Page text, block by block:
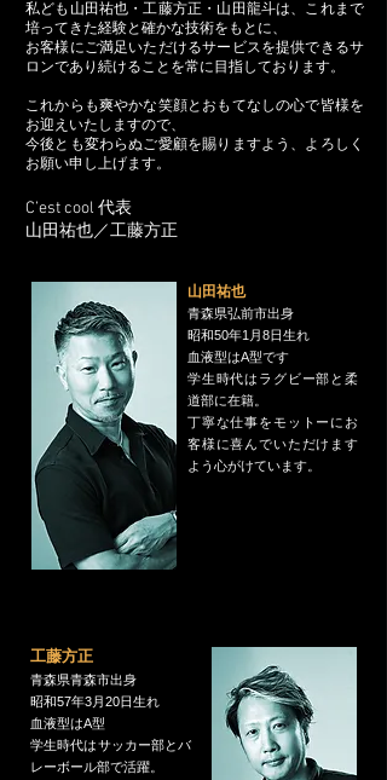
私ども山田祐也・工藤方正・山田龍斗は、これまで
培ってきた経験と確かな技術をもとに、
お客様にご満足いただけるサービスを提供できるサ
ロンであり続けることを常に目指しております。
これからも爽やかな笑顔とおもてなしの心で皆様を
お迎えいたしますので、
今後とも変わらぬご愛顧を賜りますよう、よろしく
お願い申し上げます。
C’est cool 代表
山田祐也／工藤方正
山田祐也
青森県弘前市出身
昭和50年1月8日生れ
血液型はA型です
学生時代はラグビー部と柔
道部に在籍。
丁寧な仕事をモットーにお
客様に喜んでいただけます
よう心がけています。
工藤方正
青森県青森市出身
昭和57年3月20日生れ
血液型はA型
​学生時代はサッカー部とバ
レーボール部で活躍。